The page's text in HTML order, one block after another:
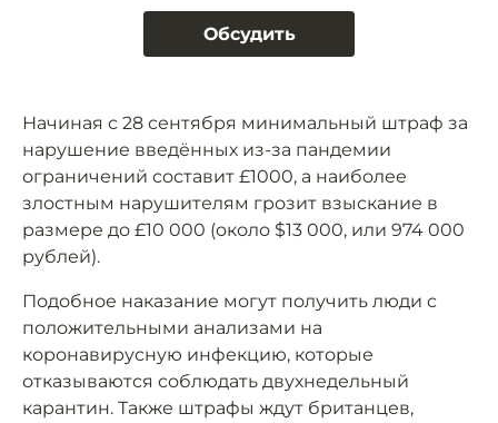
Обсудить
Начиная с 28 сентября минимальный штраф за
нарушение введённых из-за пандемии
ограничений составит £1000, а наиболее
злостным нарушителям грозит взыскание в
размере до £10 000 (около $13 000, или 974 000
рублей).
Подобное наказание могут получить люди с
положительными анализами на
коронавирусную инфекцию, которые
отказываются соблюдать двухнедельный
карантин. Также штрафы ждут британцев,